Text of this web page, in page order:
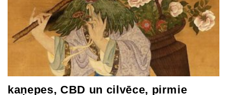
kaņepes, CBD un cilvēce, pirmie